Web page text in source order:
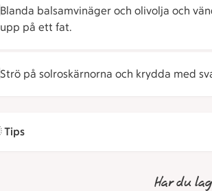
Blanda balsamvinäger och olivolja och
upp på ett fat.
Strö på solroskärnorna och krydda med
Tips
Har du